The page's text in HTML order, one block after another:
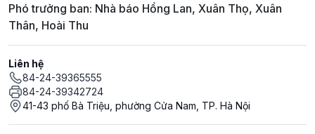
Phó trưởng ban: Nhà báo Hồng Lan, Xuân Thọ, Xuân
Thân, Hoài Thu
Liên hệ
84-24-39365555
84-24-39342724
41-43 phố Bà Triệu, phường Cửa Nam, TP. Hà Nội